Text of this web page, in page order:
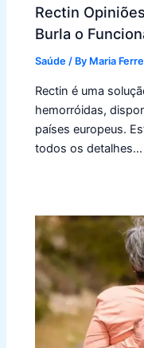
Rectin
Burla o
Saúde / By Maria
Rectin é uma
hemorróidas,
países europeus.
todos os detalhes…